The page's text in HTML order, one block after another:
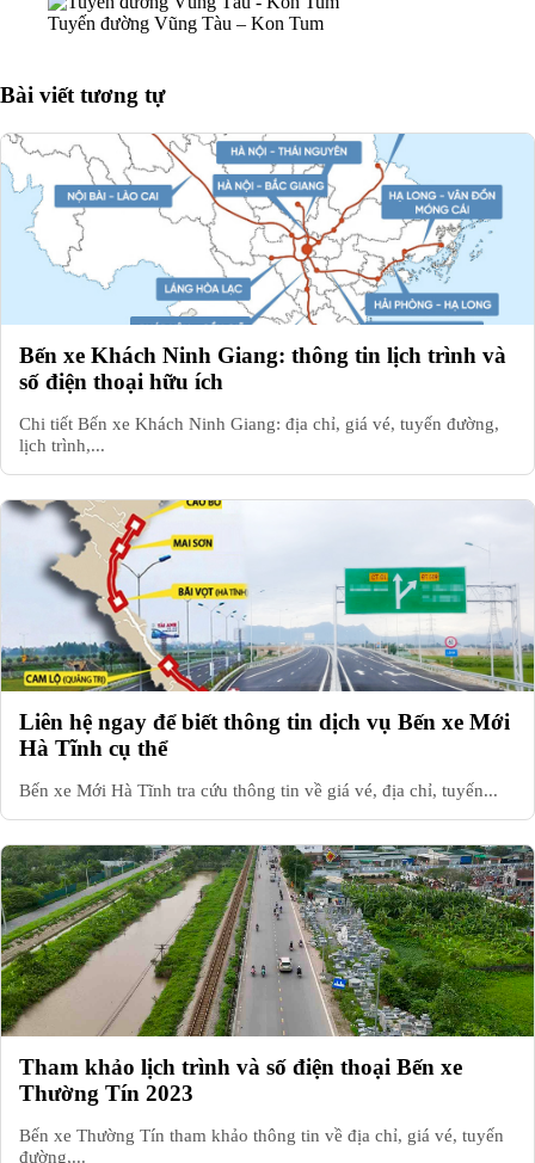
Tuyến đường Vũng Tàu – Kon Tum
Bài viết tương tự
Bến xe Khách Ninh Giang: thông tin lịch trình và
số điện thoại hữu ích
Chi tiết Bến xe Khách Ninh Giang: địa chỉ, giá vé, tuyến đường,
lịch trình,...
Liên hệ ngay để biết thông tin dịch vụ Bến xe Mới
Hà Tĩnh cụ thể
Bến xe Mới Hà Tĩnh tra cứu thông tin về giá vé, địa chỉ, tuyến...
Tham khảo lịch trình và số điện thoại Bến xe
Thường Tín 2023
Bến xe Thường Tín tham khảo thông tin về địa chỉ, giá vé, tuyến
đường,...